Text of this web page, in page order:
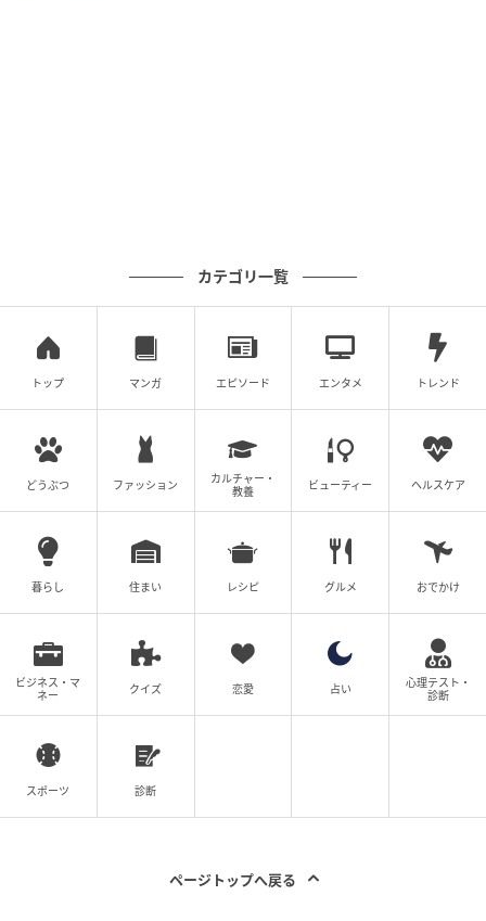
2つ目は、ハムやかまぼこなどの練り物・加工肉も一度
加熱すること。
触れるリスクがあるため、中心部まで加熱してから冷
ましてお弁当に入れるほうがよいそうです。
カテゴリ一覧
トップ マンガ エピソード エンタメ トレンド
どうぶつ ファッション
カルチャー・
教養
ビューティー ヘルスケア
暮らし 住まい レシピ グルメ おでかけ
ビジネス・マ
ネー
クイズ 恋愛 占い
心理テスト・
診断
スポーツ 診断
ページトップへ戻る